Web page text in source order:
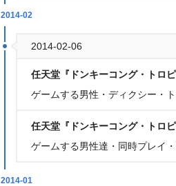
2014-02
2014-02-06
任天堂『ドンキーコング・トロ
ゲームする男性・ディクシー・
任天堂『ドンキーコング・トロ
ゲームする男性達・同時プレイ
2014-01